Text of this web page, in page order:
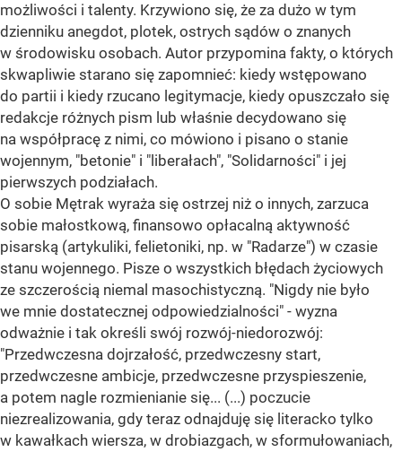
możliwości i talenty. Krzywiono się, że za dużo w tym
dzienniku anegdot, plotek, ostrych sądów o znanych
w środowisku osobach. Autor przypomina fakty, o których
skwapliwie starano się zapomnieć: kiedy wstępowano
do partii i kiedy rzucano legitymacje, kiedy opuszczało się
redakcje różnych pism lub właśnie decydowano się
na współpracę z nimi, co mówiono i pisano o stanie
wojennym, "betonie" i "liberałach", "Solidarności" i jej
pierwszych podziałach.
O sobie Mętrak wyraża się ostrzej niż o innych, zarzuca
sobie małostkową, finansowo opłacalną aktywność
pisarską (artykuliki, felietoniki, np. w "Radarze") w czasie
stanu wojennego. Pisze o wszystkich błędach życiowych
ze szczerością niemal masochistyczną. "Nigdy nie było
we mnie dostatecznej odpowiedzialności" - wyzna
odważnie i tak określi swój rozwój-niedorozwój:
"Przedwczesna dojrzałość, przedwczesny start,
przedwczesne ambicje, przedwczesne przyspieszenie,
a potem nagle rozmienianie się... (...) poczucie
niezrealizowania, gdy teraz odnajduję się literacko tylko
w kawałkach wiersza, w drobiazgach, w sformułowaniach,